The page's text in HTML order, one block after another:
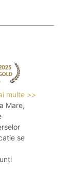
multe >>
Mare,
se